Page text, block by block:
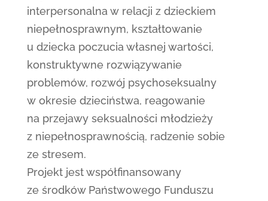
interpersonalna w relacji z dzieckiem
niepełnosprawnym, kształtowanie
u dziecka poczucia własnej wartości,
konstruktywne rozwiązywanie
problemów, rozwój psychoseksualny
w okresie dzieciństwa, reagowanie
na przejawy seksualności młodzieży
z niepełnosprawnością, radzenie sobie
ze stresem.
Projekt jest współfinansowany
ze środków Państwowego Funduszu